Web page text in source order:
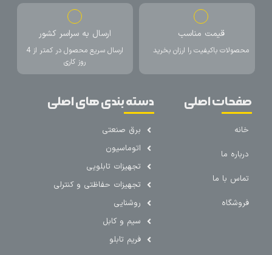
قیمت مناسب
محصولات باکیفیت را ارزان بخرید
ارسال به سراسر کشور
ارسال سریع محصول در کمتر از 4
روز کاری
صفحات اصلی
خانه
درباره ما
تماس با ما
فروشگاه
دسته بندی های اصلی
برق صنعتی
اتوماسیون
تجهیزات تابلویی
تجهیزات حفاظتی و کنترلی
روشنایی
سیم و کابل
فریم تابلو